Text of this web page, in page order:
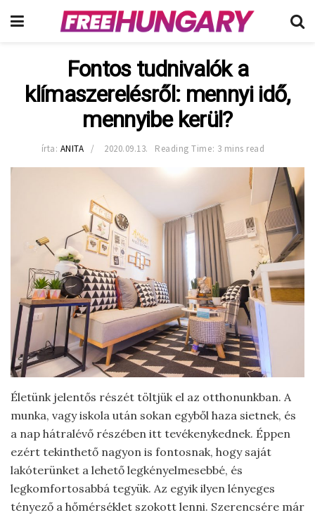
Fontos tudnivalók a
klímaszerelésről: mennyi idő,
mennyibe kerül?
írta: ANITA 2020.09.13. Reading Time: 3 mins read
Életünk jelentős részét töltjük el az otthonunkban. A
munka, vagy iskola után sokan egyből haza sietnek, és
a nap hátralévő részében itt tevékenykednek. Éppen
ezért tekinthető nagyon is fontosnak, hogy saját
lakóterünket a lehető legkényelmesebbé, és
legkomfortosabbá tegyük. Az egyik ilyen lényeges
tényező a hőmérséklet szokott lenni. Szerencsére már